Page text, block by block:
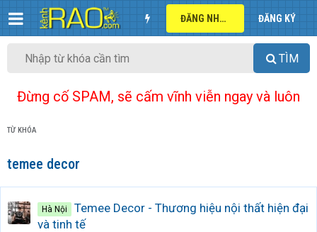
ĐĂNG NHẬP ĐĂNG KÝ
TÌM
Đừng cố SPAM, sẽ cấm vĩnh viễn ngay và luôn
TỪ KHÓA
temee decor
Hà Nội
Temee Decor - Thương hiệu nội thất hiện đại
và tinh tế